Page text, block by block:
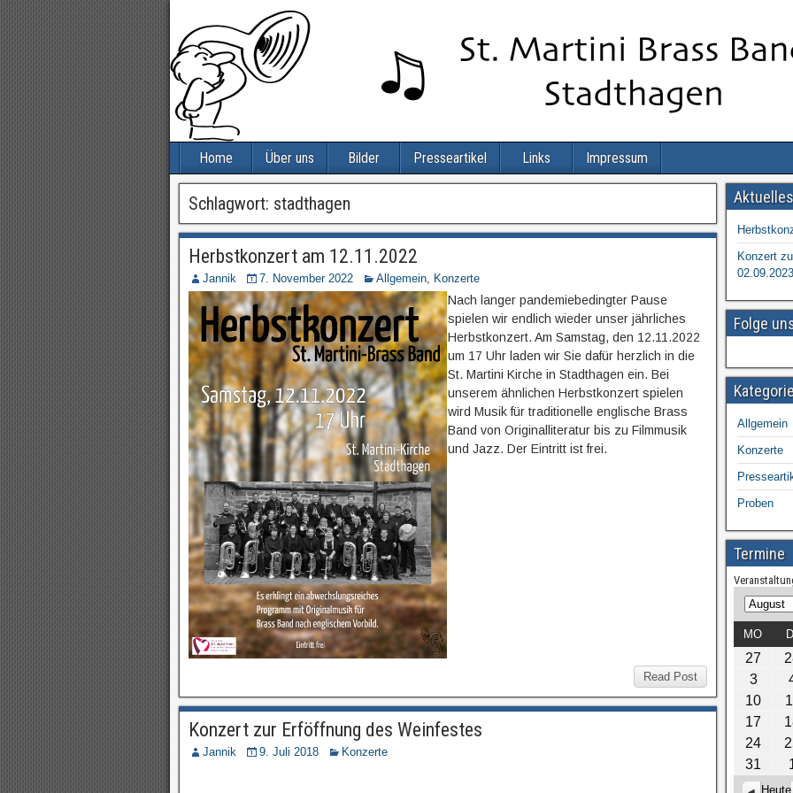
Home Über uns Bilder Presseartikel Links Impressum
Schlagwort: stadthagen
Herbstkonzert am 12.11.2022
Jannik 7. November 2022 Allgemein, Konzerte
Nach langer pandemiebedingter Pause
spielen wir endlich wieder unser jährliches
Herbstkonzert. Am Samstag, den 12.11.2022
um 17 Uhr laden wir Sie dafür herzlich in die
St. Martini Kirche in Stadthagen ein. Bei
unserem ähnlichen Herbstkonzert spielen
wird Musik für traditionelle englische Brass
Band von Originalliteratur bis zu Filmmusik
und Jazz. Der Eintritt ist frei.
Read Post
Konzert zur Erföffnung des Weinfestes
Jannik 9. Juli 2018 Konzerte
Aktuelles
Konzert
02.09.2023
Folge
Allgemein
Konzerte
Proben
Termine
M
o
n
a
J
a
h
r
MO DI
27
3
10
17
24
31
Heute